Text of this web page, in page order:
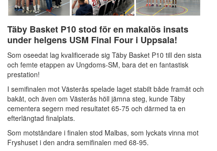
Täby Basket P10 stod för en makalös insats
under helgens USM Final Four i Uppsala!
Som oseedat lag kvalificerade sig Täby Basket P10 till den sista
och femte etappen av Ungdoms-SM, bara det en fantastisk
prestation!
I semifinalen mot Västerås spelade laget stabilt både framåt och
bakåt, och även om Västerås höll jämna steg, kunde Täby
cementera segern med resultatet 65-75 och därmed ta en
efterlängtad finalplats.
Som motståndare i finalen stod Malbas, som lyckats vinna mot
Fryshuset i den andra semifinalen med 68-95.